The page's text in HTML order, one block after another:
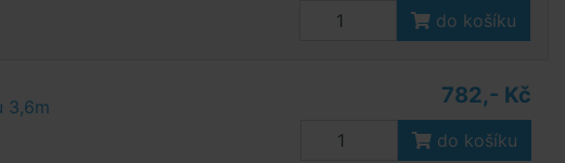
do košíku
3,6m
782,- Kč
do košíku